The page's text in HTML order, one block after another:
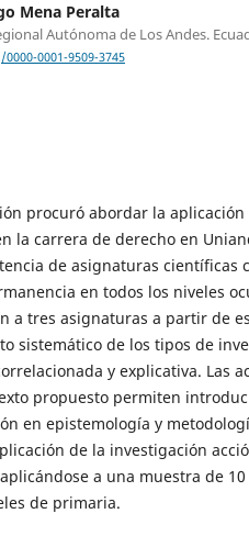
Mena Peralta
Autónoma de Los Andes.
0001-9509-3745
procuró abordar la
la carrera de derecho en
de asignaturas científicas
en todos los niveles
a tres asignaturas a partir de
sistemático de los tipos de
y explicativa. Las
propuesto permiten
en epistemología y
de la investigación
a una muestra de
de primaria.